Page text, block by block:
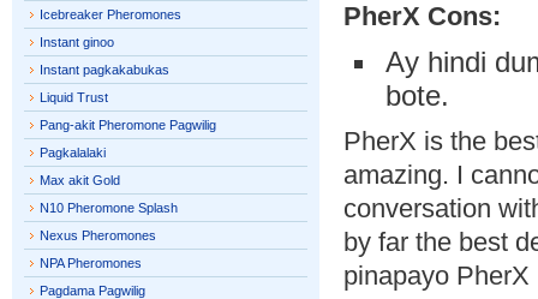
PherX Cons:
Ay hindi
bote.
PherX is the
amazing. I
conversation
by far the best
pinapayo
Icebreaker Pheromones
Instant ginoo
Instant pagkakabukas
Liquid Trust
Pang-akit Pheromone Pagwilig
Pagkalalaki
Max akit Gold
N10 Pheromone Splash
Nexus Pheromones
NPA Pheromones
Pagdama Pagwilig